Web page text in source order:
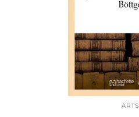
ARTS